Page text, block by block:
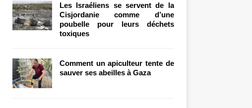
Les Israéliens se servent de la
Cisjordanie comme d’une
poubelle pour leurs déchets
toxiques
Comment un apiculteur tente de
sauver ses abeilles à Gaza